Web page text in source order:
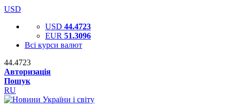
USD
USD 44.4723
EUR 51.3096
Всі курси валют
44.4723
Авторизація
Пошук
RU